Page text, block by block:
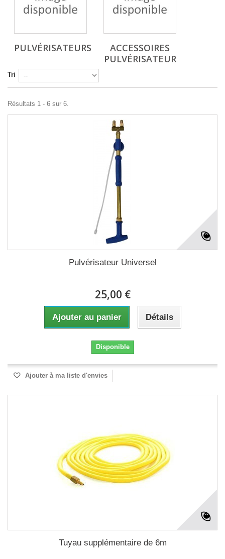
PULVÉRISATEURS
ACCESSOIRES
PULVÉRISATEUR
Tri
Résultats 1 - 6 sur 6.
Pulvérisateur Universel
25,00 €
Ajouter au panier Détails
Disponible
Ajouter à ma liste d'envies
Tuyau supplémentaire de 6m